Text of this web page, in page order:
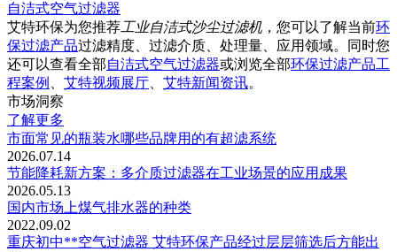
自洁式空气过滤器
艾特环保为您推荐 工业自洁式沙尘过滤机 ，您可以了解当前环
保过滤产品过滤精度、过滤介质、处理量、应用领域。同时您
还可以查看全部自洁式空气过滤器或浏览全部环保过滤产品工
程案例
艾特视频展厅 艾特新闻资讯。
市场洞察
了解更多
市面常见的瓶装水哪些品牌用的有超滤系统
2026.07.14
节能降耗新方案：多介质过滤器在工业场景的应用成果
2026.05.13
国内市场上煤气排水器的种类
2022.09.02
重庆初中**空气过滤器 艾特环保产品经过层层筛选后方能出